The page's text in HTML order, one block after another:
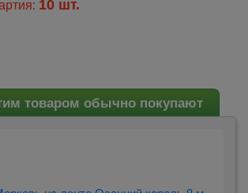
10 шт.
товаром обычно покупают